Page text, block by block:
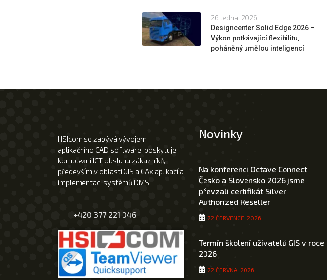
26 ledna, 2026
Designcenter Solid Edge 2026 –
Výkon potkávající flexibilitu,
poháněný umělou inteligencí
HSIcom se zabývá vývojem
aplikačního CAD software, poskytuje
komplexní ICT obsluhu zákazníků,
především v oblasti GIS a CAx aplikací a
implementaci systémů DMS.
+420 377 221 046
Novinky
Na konferenci Octave Connect
Česko a Slovensko 2026 jsme
převzali certifikát Silver
Authorized Reseller
22 ČERVENCE, 2026
Termín školení uživatelů GIS v roce
2026
22 ČERVNA, 2026